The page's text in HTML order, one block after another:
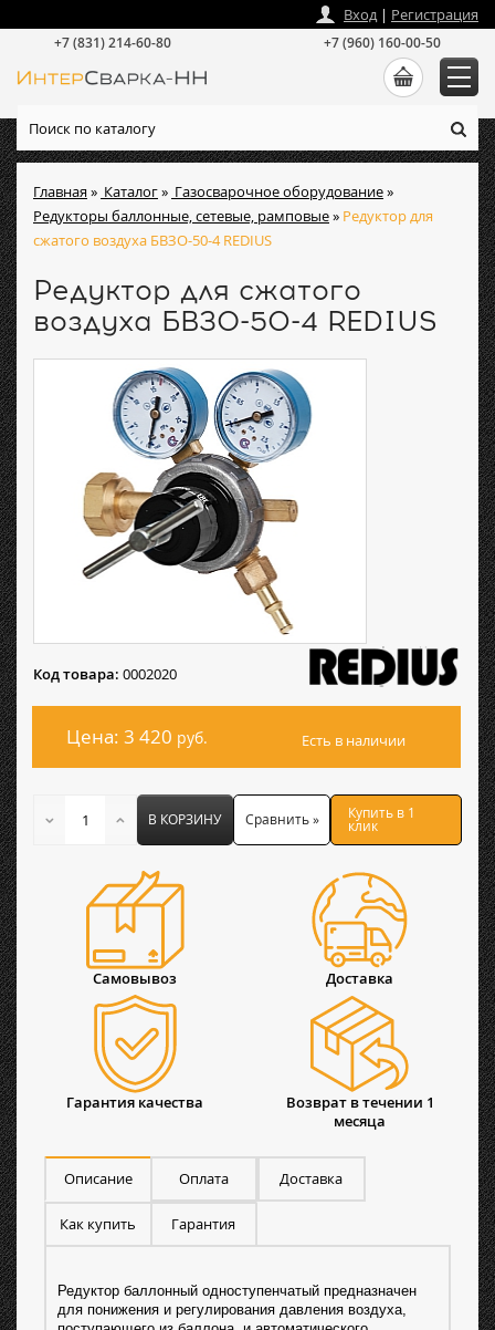
Главная» Каталог» Газосварочное оборудование»
Редукторы баллонные, сетевые, рамповые» Редуктор для
сжатого воздуха БВЗО-50-4 REDIUS
Редуктор для сжатого
воздуха БВЗО-50-4 REDIUS
Код товара: 0002020
Цена: 3 420 руб. Есть в наличии
В КОРЗИНУ Сравнить » Купить в 1
клик
Самовывоз Доставка
Гарантия качества
Возврат в течении 1
месяца
Описание Оплата Доставка
Как купить Гарантия
Редуктор баллонный одноступенчатый предназначен
для понижения и регулирования давления воздуха,
Вход| Регистрация
+7 (831) 214-60-80 +7 (960) 160-00-50